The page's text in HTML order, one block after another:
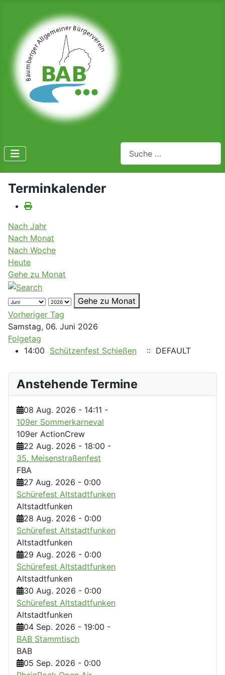
Anstehende Termine
08 Aug. 2026 - 14:11 -
109er Sommerkarneval
109er ActionCrew
22 Aug. 2026 - 18:00 -
35. Meisenstraßenfest
FBA
27 Aug. 2026 - 0:00
Schürefest Altstadtfunken
Altstadtfunken
28 Aug. 2026 - 0:00
Schürefest Altstadtfunken
Altstadtfunken
29 Aug. 2026 - 0:00
Schürefest Altstadtfunken
Altstadtfunken
30 Aug. 2026 - 0:00
Schürefest Altstadtfunken
Altstadtfunken
04 Sep. 2026 - 19:00 -
BAB Stammtisch
BAB
05 Sep. 2026 - 0:00
Terminkalender
Nach Jahr
Nach Monat
Nach Woche
Heute
Gehe zu Monat
Gehe zu Monat
Vorheriger Tag
Samstag, 06. Juni 2026
Folgetag
14:00 Schützenfest Schießen :: DEFAULT